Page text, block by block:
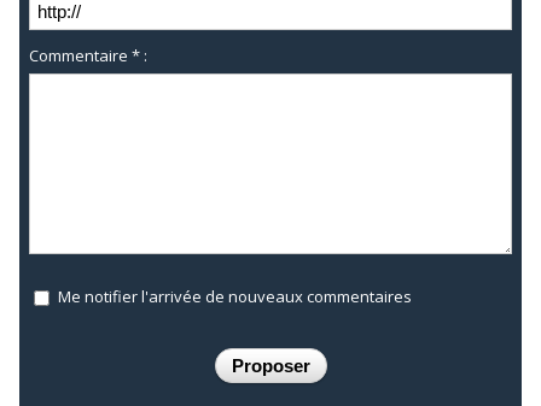
Commentaire * :
Me notifier l'arrivée de nouveaux commentaires